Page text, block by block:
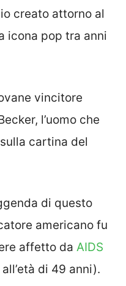
creato attorno al
icona pop tra anni
vincitore
l’uomo che
cartina del
di questo
americano fu
affetto da AIDS
di 49 anni).